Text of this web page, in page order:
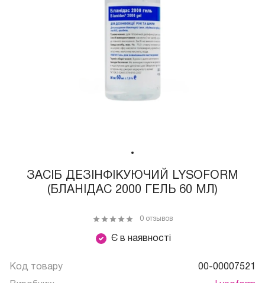
ЗАСІБ ДЕЗІНФІКУЮЧИЙ LYSOFORM
(БЛАНІДАС 2000 ГЕЛЬ 60 МЛ)
Є в наявності
0 отзывов
Код товару 00-00007521